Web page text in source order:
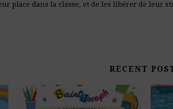
place dans la classe, et de les libérer de leur
RECENT